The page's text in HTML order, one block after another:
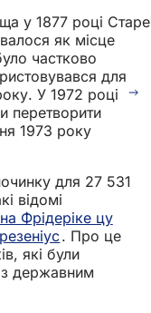
у 1877 році Старе
як місце
частково
для
У 1972 році
перетворити
1973 року
для 27 531
відомі
Фрідеріке цу
. Про це
які були
з державним